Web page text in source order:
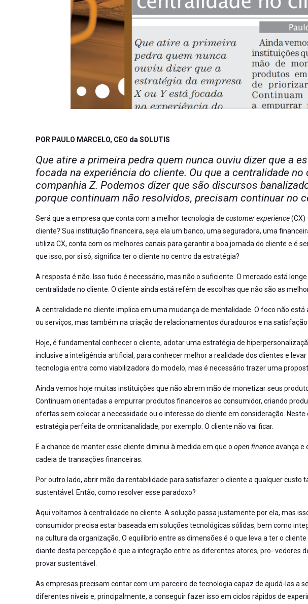
POR PAULO MARCELO, CEO da SOLUTIS
Que atire a primeira pedra quem nunca ouviu dizer que a
focada na experiência do cliente. Ou que a centralidade no
companhia Z. Podemos dizer que são discursos
porque continuam não resolvidos, precisam continuar no
Será que a empresa que conta com a melhor tecnologia decustomer experience(CX)
cliente? Sua instituição financeira, seja ela um banco, uma seguradora, uma
utiliza CX, conta com os melhores canais para garantir a boa jornada do cliente e é
que isso, por si só, significa ter o cliente no centro da estratégia?
A resposta é não. Isso tudo é necessário, mas não o suficiente. O mercado está
centralidade no cliente. O cliente ainda está refém de escolhas que não são as
A centralidade no cliente implica em uma mudança de mentalidade. O foco não
ou serviços, mas também na criação de relacionamentos duradouros e na
Hoje, é fundamental conhecer o cliente, adotar uma estratégia de
inclusive a inteligência artificial, para conhecer melhor a realidade dos clientes e
tecnologia entra como viabilizadora do modelo, mas é necessário trazer uma
Ainda vemos hoje muitas instituições que não abrem mão de monetizar seus
Continuam orientadas a empurrar produtos financeiros ao consumidor, criando
ofertas sem colocar a necessidade ou o interesse do cliente em consideração.
estratégia perfeita de omnicanalidade, por exemplo. O cliente não vai ficar.
E a chance de manter esse cliente diminui à medida em que oopen financeavança e
cadeia de transações financeiras.
Por outro lado, abrir mão da rentabilidade para satisfazer o cliente a qualquer
sustentável. Então, como resolver esse paradoxo?
Aqui voltamos à centralidade no cliente. A solução passa justamente por ela, mas
consumidor precisa estar baseada em soluções tecnológicas sólidas, bem como
na cultura da organização. O equilíbrio entre as dimensões é o que leva a ter o
diante desta percepção é que a integração entre os diferentes atores, pro- vedores
provar sustentável.
As empresas precisam contar com um parceiro de tecnologia capaz de ajudá-las a
diferentes níveis e, principalmente, a conseguir fazer isso em ciclos rápidos de